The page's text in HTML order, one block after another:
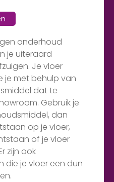
onderhoud
je uiteraard
Je vloer
je met behulp van
dat te
Gebruik je
dan
op je vloer,
of je vloer
zijn ook
die je vloer een dun